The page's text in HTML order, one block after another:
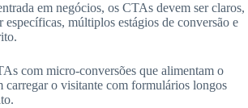
em negócios, os CTAs devem ser claros,
específicas, múltiplos estágios de conversão e
com micro-conversões que alimentam o
carregar o visitante com formulários longos